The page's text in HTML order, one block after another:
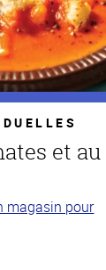
et au
magasin pour